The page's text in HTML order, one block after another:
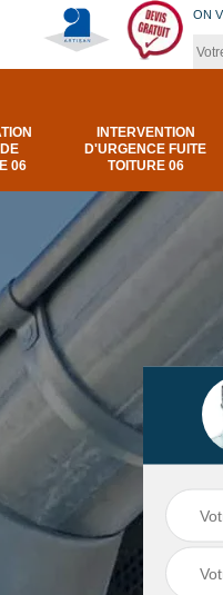
ON
06
INTERVENTION
D'URGENCE FUITE
TOITURE 06
Réparation et
urgence fuite velux
et fenêtre de toit 06